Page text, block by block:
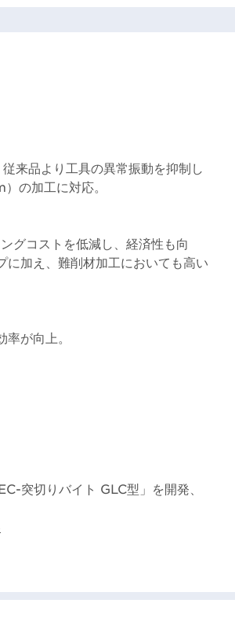
来品より工具の異常振動を抑制し
の加工に対応。
グコストを低減し、経済性も向
加え、難削材加工においても高い
が向上。
突切りバイト GLC型」を開発、